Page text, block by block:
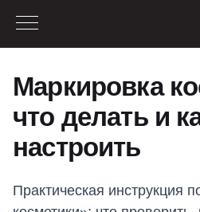
Маркировка
что делать и
настроить
Практическая инструкция